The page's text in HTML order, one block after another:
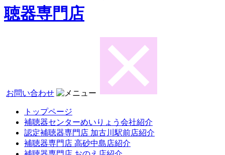
聴器専門店
お問い合わせ
トップページ
補聴器センターめいりょう会社紹介
認定補聴器専門店 加古川駅前店紹介
補聴器専門店 高砂中島店紹介